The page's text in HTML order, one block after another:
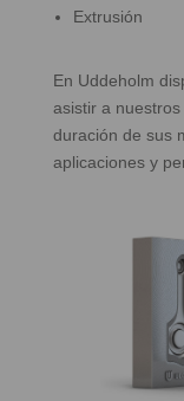
Extrusión
En Uddeholm
asistir a
duración de sus
aplicaciones y